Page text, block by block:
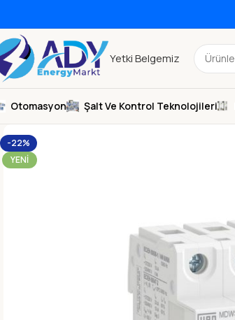
Yetki Belgemiz
Otomasyon Şalt Ve Kontrol Teknolojileri
-22%
YENI